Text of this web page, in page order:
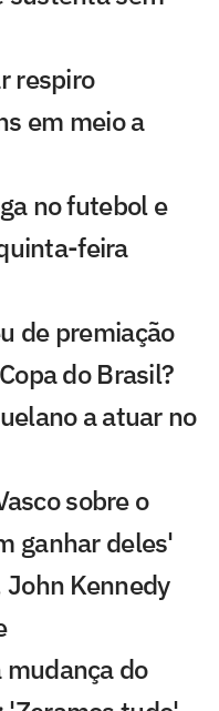
respiro
em meio a
no futebol e
feira
de premiação
do Brasil?
a atuar no
sobre o
ganhar deles'
Kennedy
do